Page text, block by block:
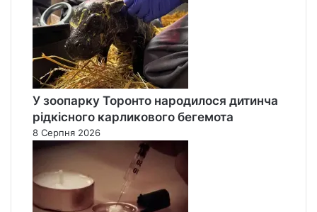
У зоопарку Торонто народилося дитинча
рідкісного карликового бегемота
8 Серпня 2026